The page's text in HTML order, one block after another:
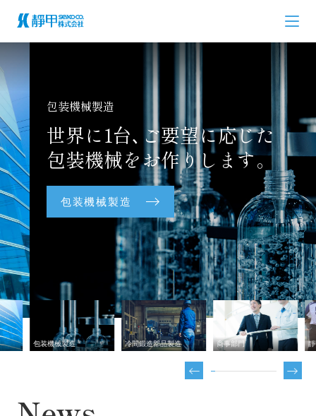
包装機械製造
世界に1台､ご要望に応じた
包装機械をお作りします。
包装機械製造
包装機械製造 冷間鍛造部品製造 商事部門 靜